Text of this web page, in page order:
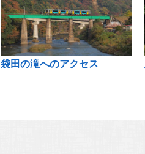
袋田の滝へのアクセス